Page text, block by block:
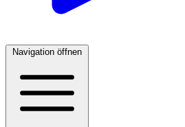
Navigation öffnen